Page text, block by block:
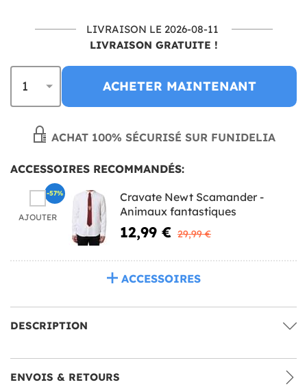
LIVRAISON LE 2026-08-11
LIVRAISON GRATUITE !
ACHETER MAINTENANT
ACHAT 100% SÉCURISÉ SUR FUNIDELIA
ACCESSOIRES RECOMMANDÉS:
AJOUTER
Cravate Newt Scamander -
Animaux fantastiques
12,99 € 29,99 €
-57%
ACCESSOIRES
DESCRIPTION
ENVOIS & RETOURS